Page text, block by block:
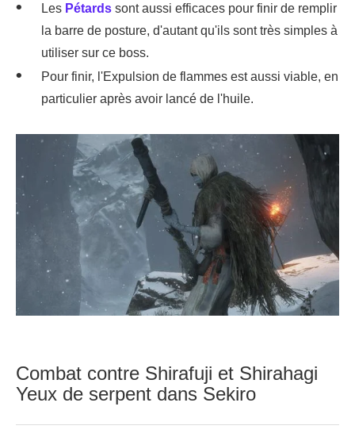
Les Pétards sont aussi efficaces pour finir de remplir
la barre de posture, d'autant qu'ils sont très simples à
utiliser sur ce boss.
Pour finir, l'Expulsion de flammes est aussi viable, en
particulier après avoir lancé de l'huile.
Combat contre Shirafuji et Shirahagi
Yeux de serpent dans Sekiro